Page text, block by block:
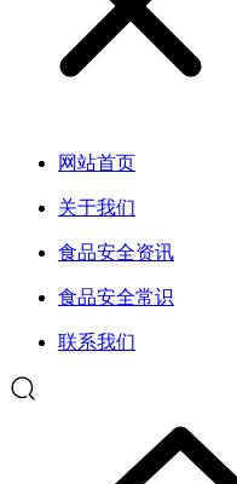
网站首页
关于我们
食品安全资讯
食品安全常识
联系我们